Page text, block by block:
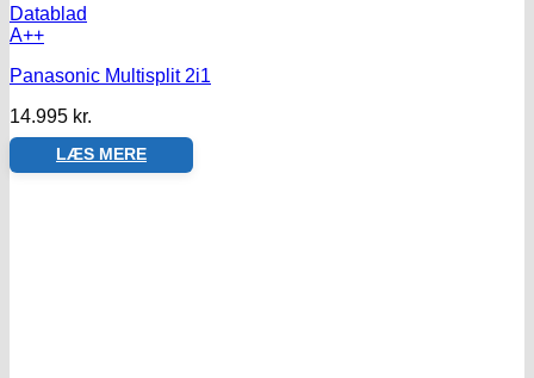
Datablad
A++
Panasonic Multisplit 2i1
14.995 kr.
LÆS MERE